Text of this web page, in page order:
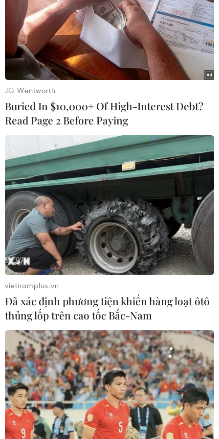
#Viện Nghiên cứu Tế bào gốc và Công nghệ Gen Vinmec
#Xác định đột biến gene trên trẻ tự kỷ
#Trẻ tự kỷ
#Ghép tế bào gốc
Theo dõi VietnamPlus
TIN LIÊN QUAN
JG Wentworth
Buried In $10,000+ Of High-Interest Debt?
Read Page 2 Before Paying
vietnamplus.vn
Đã xác định phương tiện khiến hàng loạt ôtô
thủng lốp trên cao tốc Bắc-Nam